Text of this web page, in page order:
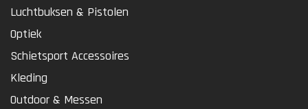
Luchtbuksen & Pistolen
Optiek
Schietsport Accessoires
Kleding
Outdoor & Messen